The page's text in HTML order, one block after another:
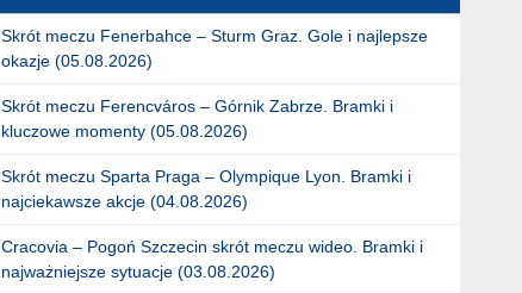
Skrót meczu Fenerbahce – Sturm Graz. Gole i najlepsze
okazje (05.08.2026)
Skrót meczu Ferencváros – Górnik Zabrze. Bramki i
kluczowe momenty (05.08.2026)
Skrót meczu Sparta Praga – Olympique Lyon. Bramki i
najciekawsze akcje (04.08.2026)
Cracovia – Pogoń Szczecin skrót meczu wideo. Bramki i
najważniejsze sytuacje (03.08.2026)